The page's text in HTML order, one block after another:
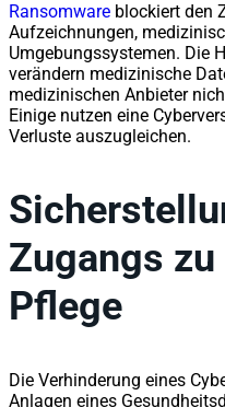
Ransomware blockiert den
Aufzeichnungen,
Umgebungssystemen. Die
verändern medizinische
medizinischen Anbieter
Einige nutzen eine
Verluste auszugleichen.
Zugangs
Pflege
Die Verhinderung eines
Anlagen eines